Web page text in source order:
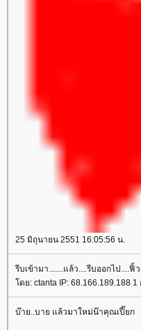
25 มิถุนายน 2551 16:05:56 น.
รีบเข้ามา.......แล้ว....รีบออกไป....ฟิ้
ดย: ctanta IP: 68.166.189.188 1
บ๊าย..บาย แล้วมาใหม่น๊าคุณเปี๊ยก